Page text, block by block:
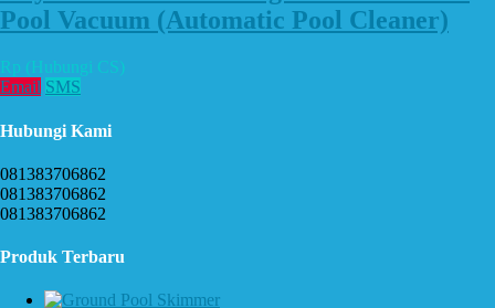
Pool Vacuum (Automatic Pool Cleaner)
Rp (Hubungi CS)
Email SMS
Hubungi Kami
081383706862
081383706862
081383706862
Produk Terbaru